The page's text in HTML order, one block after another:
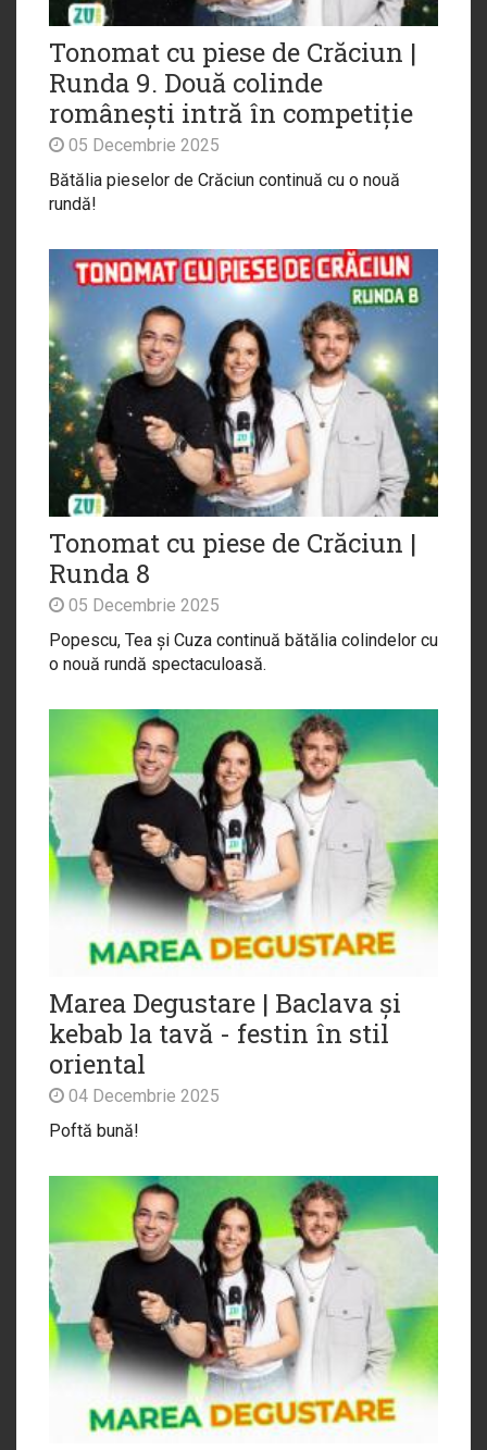
Tonomat cu piese de Crăciun |
Runda 9. Două colinde
românești intră în competiție
05 Decembrie 2025
Bătălia pieselor de Crăciun continuă cu o nouă
rundă!
Tonomat cu piese de Crăciun |
Runda 8
05 Decembrie 2025
Popescu, Tea și Cuza continuă bătălia colindelor cu
o nouă rundă spectaculoasă.
Marea Degustare | Baclava și
kebab la tavă - festin în stil
oriental
04 Decembrie 2025
Poftă bună!